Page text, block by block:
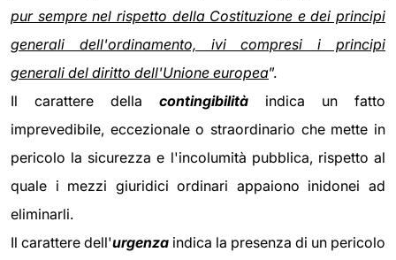
pur sempre nel rispetto della Costituzione e dei principi
generali dell'ordinamento, ivi compresi i principi
generali del diritto dell'Unione europea”.
Il carattere della contingibilità indica un fatto
imprevedibile, eccezionale o straordinario che mette in
pericolo la sicurezza e l'incolumità pubblica, rispetto al
quale i mezzi giuridici ordinari appaiono inidonei ad
eliminarli.
Il carattere dell'urgenza indica la presenza di un pericolo